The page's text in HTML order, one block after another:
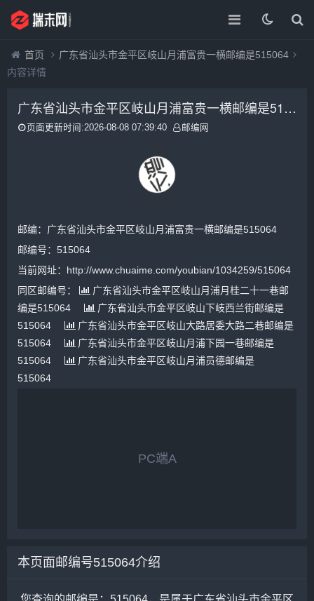
首页
广东省汕头市金平区岐山月浦富贵一横邮编是515064
内容详情
广东省汕头市金平区岐山月浦富贵一横邮编是515064
页面更新时间:2026-08-08 07:39:40 邮编网
邮编：广东省汕头市金平区岐山月浦富贵一横邮编是515064
邮编号：515064
当前网址：http://www.chuaime.com/youbian/1034259/515064
同区邮编号：
广东省汕头市金平区岐山月浦月桂二十一巷邮
编是515064
广东省汕头市金平区岐山下岐西兰街邮编是
515064
广东省汕头市金平区岐山大路居委大路二巷邮编是
515064
广东省汕头市金平区岐山月浦下园一巷邮编是
515064
广东省汕头市金平区岐山月浦员德邮编是
515064
PC端A
本页面邮编号515064介绍